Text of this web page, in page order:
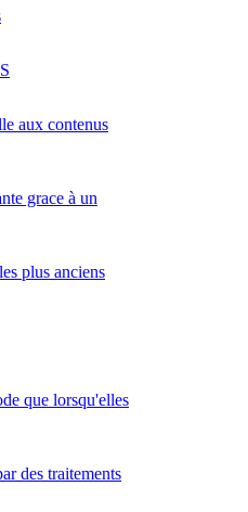
aux contenus
grace à un
plus anciens
que lorsqu'elles
des traitements